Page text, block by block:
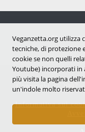
Notizie
Copyright © 2007
Informativa sui
Veganzetta.org utilizza
tecniche, di protezione
cookie se non quelli
Youtube) incorporati in
più visita la pagina
un'indole molto